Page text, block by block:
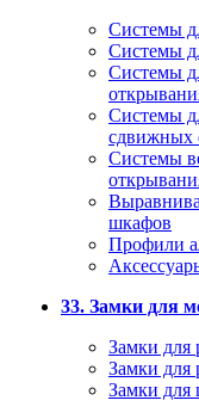
Системы
Системы
Системы
Системы
сдвижных
Системы
шкафов
Профили
33. Замки для
Замки для
Замки для
Замки для